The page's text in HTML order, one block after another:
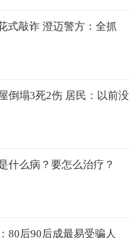
式敲诈 澄迈警方：全抓
倒塌3死2伤 居民：以前没
什么病？要怎么治疗？
80后90后成最易受骗人